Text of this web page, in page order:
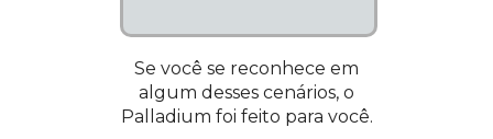
Se você se reconhece em
algum desses cenários, o
Palladium foi feito para você.